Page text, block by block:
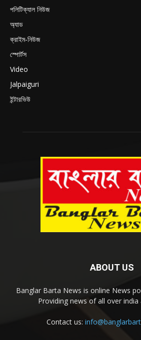
পলিটিক্যাল নিউজ
অ্যাড
ক্রাইম-নিউজ
স্পোর্টস
Video
Jalpaiguri
ইন্টারভিউ
ABOUT US
Banglar Barta News is online News
Providing news of all over
Contact us: